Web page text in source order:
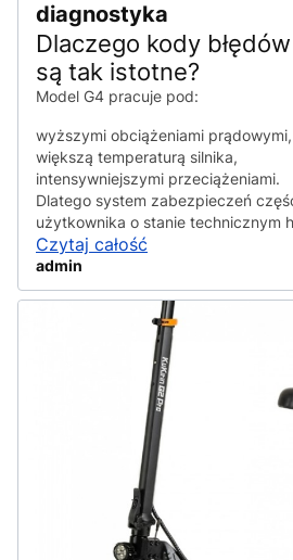
diagnostyka
Dlaczego kody
są tak istotne?
Model G4 pracuje pod:
wyższymi obciążeniami prądowymi,
większą temperaturą silnika,
intensywniejszymi przeciążeniami.
Dlatego system zabezpieczeń
użytkownika o stanie technicznym
Czytaj całość
admin